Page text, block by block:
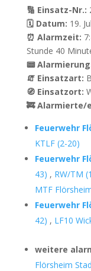
🔢 Einsatz-Nr.:
🗓 Datum: 19.
⏰ Alarmzeit:
Stunde 40
📟
🧯 Einsatzart:
🧭 Einsatzort:
🚒
Feuerwehr
KTLF (2-20)
Feuerwehr
43) , RW/TM
MTF
Feuerwehr
42) , LF10
weitere
Flörsheim